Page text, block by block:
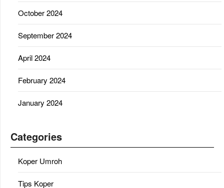
October 2024
September 2024
April 2024
February 2024
January 2024
Categories
Koper Umroh
Tips Koper